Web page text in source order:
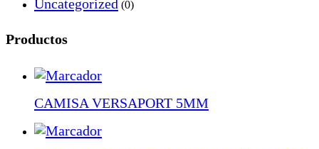
Uncategorized (0)
Productos
CAMISA VERSAPORT 5MM